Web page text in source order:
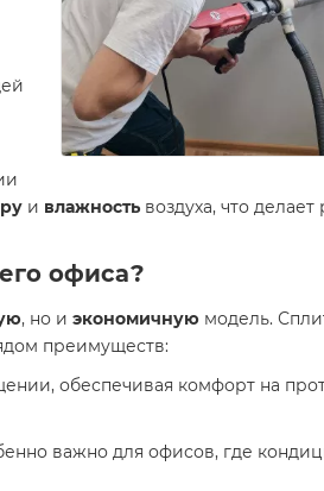
и влажность воздуха, что делает
офиса?
, но и экономичную модель.
преимуществ:
обеспечивая комфорт на
важно для офисов, где